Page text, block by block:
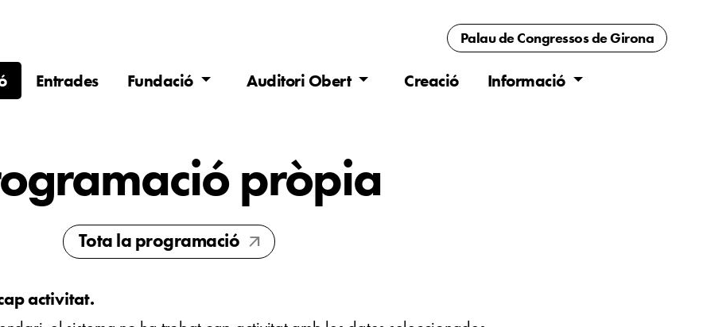
Palau de Congressosde Girona
Entrades Fundació Auditori Obert Creació Informació
pròpia
Tota la programació arrow_outward
activitat.